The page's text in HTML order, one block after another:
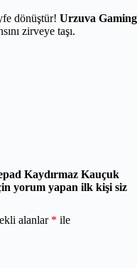
dönüştür! Urzuva Gaming
zirveye taşı.
Kaydırmaz Kauçuk
yorum yapan ilk kişi siz
alanlar * ile